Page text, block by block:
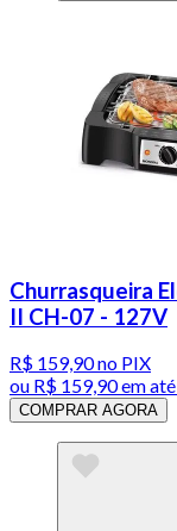
Churrasqueira
II CH-07 - 127V
R$ 159,90no PIX
ou R$ 159,90em até
COMPRAR AGORA